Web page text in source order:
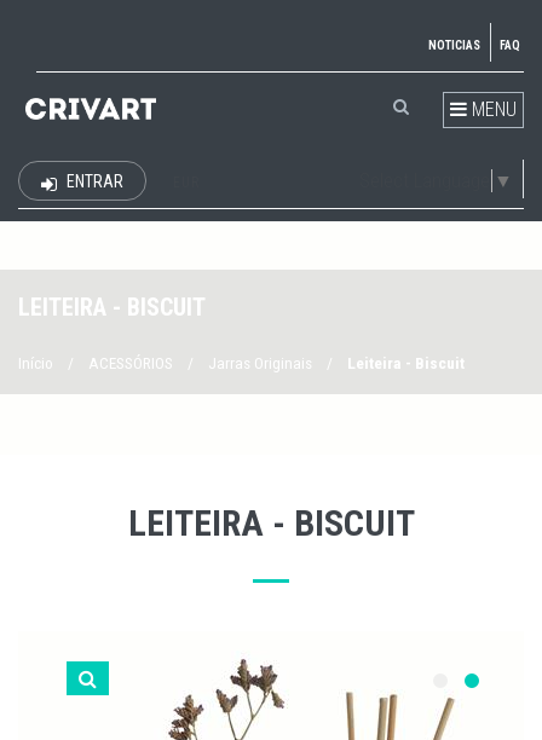
NOTICIAS FAQ
MENU
▼
ENTRAR
LEITEIRA - BISCUIT
Início / ACESSÓRIOS / Jarras Originais / Leiteira - Biscuit
LEITEIRA - BISCUIT